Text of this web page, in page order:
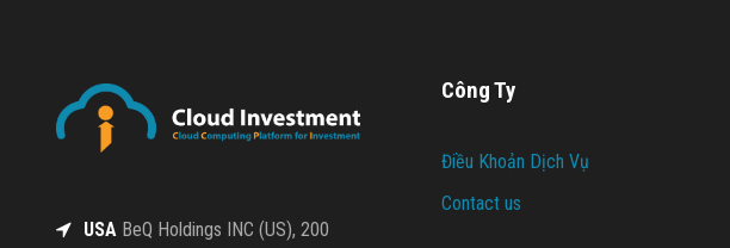
USA BeQ Holdings INC (US), 200
Công Ty
Điều Khoản Dịch Vụ
Contact us